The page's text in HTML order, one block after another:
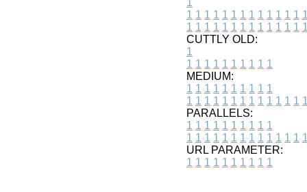
1 1 1 1 1 1 1 1 1 1 1 1 1 1
1 1 1 1 1 1 1 1 1 1 1 1 1 1
CUTTLY OLD:
1
1 1 1 1 1 1 1 1 1 1
MEDIUM:
1 1 1 1 1 1 1 1 1 1
1 1 1 1 1 1 1 1 1 1 1 1 1 1
PARALLELS:
1 1 1 1 1 1 1 1 1 1
1 1 1 1 1 1 1 1 1 1 1 1 1 1
URL PARAMETER:
1 1 1 1 1 1 1 1 1 1